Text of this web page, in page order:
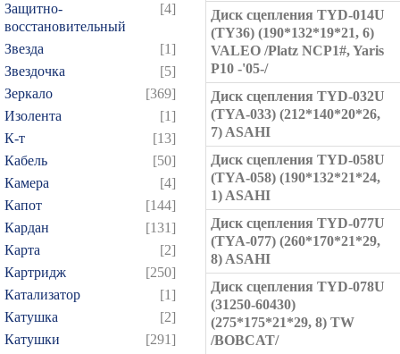
Защитно-
восстановительный
[4]
Звезда
[1]
Звездочка
[5]
Зеркало
[369]
Изолента
[1]
К-т
[13]
Кабель
[50]
Камера
[4]
Капот
[144]
Кардан
[131]
Карта
[2]
Картридж
[250]
Катализатор
[1]
Катушка
[2]
Катушки
[291]
Диск сцепления TYD-014U
(TY36) (190*132*19*21, 6)
VALEO /Platz NCP1#, Yaris
P10 -'05-/
Диск сцепления TYD-032U
(TYA-033) (212*140*20*26,
7) ASAHI
Диск сцепления TYD-058U
(TYA-058) (190*132*21*24,
1) ASAHI
Диск сцепления TYD-077U
(TYA-077) (260*170*21*29,
8) ASAHI
Диск сцепления TYD-078U
(31250-60430)
(275*175*21*29, 8) TW
/BOBCAT/